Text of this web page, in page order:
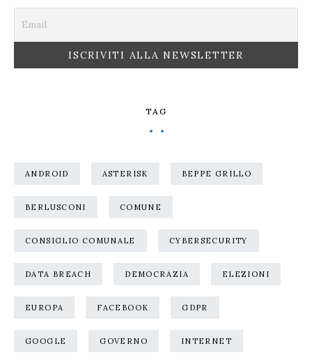
TAG
ANDROID ASTERISK BEPPE GRILLO
BERLUSCONI COMUNE
CONSIGLIO COMUNALE CYBERSECURITY
DATA BREACH DEMOCRAZIA ELEZIONI
EUROPA FACEBOOK GDPR
GOOGLE GOVERNO INTERNET